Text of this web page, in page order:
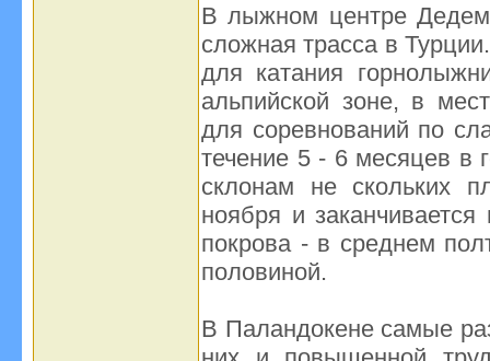
В лыжном центре
сложная трасса в
для катания
альпийской зоне, в
для соревнований по
течение 5 - 6 месяцев в
склонам не скольких
ноября и
покрова - в среднем
половиной.
В Паландокене самые